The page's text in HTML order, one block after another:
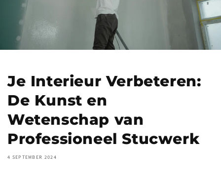
Je Interieur Verbeteren:
De Kunst en
Wetenschap van
Professioneel Stucwerk
4 SEPTEMBER 2024